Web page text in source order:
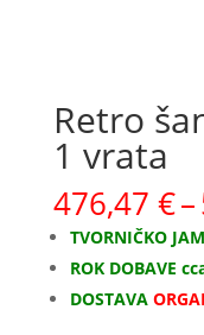
Retro
1 vrata
476,47 €–
TVORNIČKO
ROK DOBAVE
DOSTAVA